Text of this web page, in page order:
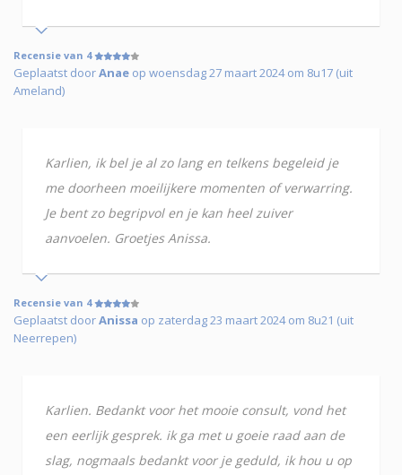
Recensie van 4
Geplaatst doorAnae op woensdag 27 maart 2024 om 8u17 (uit
Ameland)
Karlien, ik bel je al zo lang en telkens begeleid je
me doorheen moeilijkere momenten of verwarring.
Je bent zo begripvol en je kan heel zuiver
aanvoelen. Groetjes Anissa.
Recensie van 4
Geplaatst doorAnissa op zaterdag 23 maart 2024 om 8u21 (uit
Neerrepen)
Karlien. Bedankt voor het mooie consult, vond het
een eerlijk gesprek. ik ga met u goeie raad aan de
slag, nogmaals bedankt voor je geduld, ik hou u op